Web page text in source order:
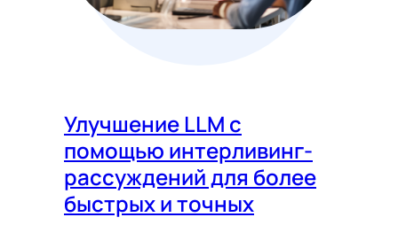
Улучшение LLM с
помощью интерливинг-
рассуждений для более
быстрых и точных